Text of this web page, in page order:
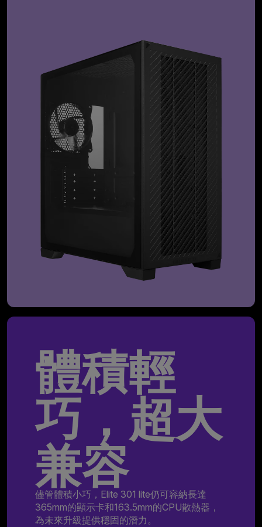
體積輕
巧，超大
兼容
儘管體積小巧，Elite 301 lite仍可容納長達
365mm的顯示卡和163.5mm的CPU散熱器，
為未來升級提供穩固的潛力。